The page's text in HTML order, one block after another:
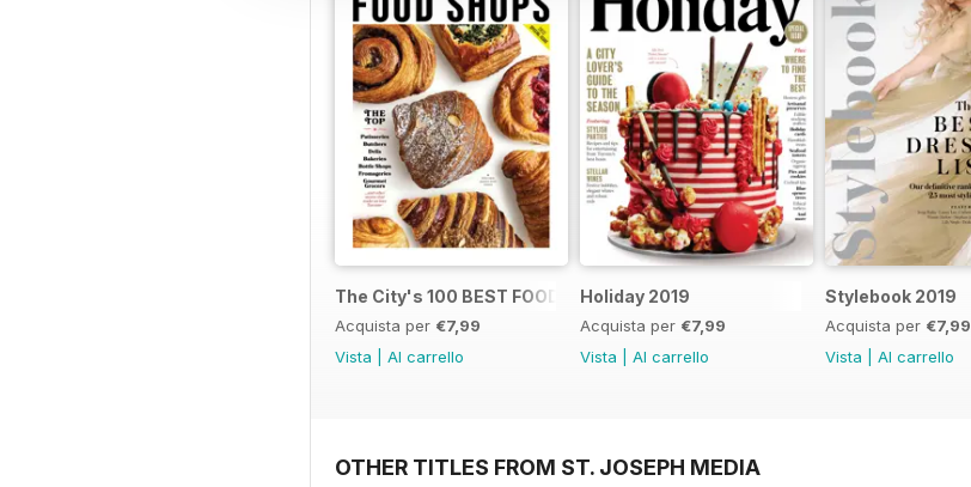
The City's 100 BEST FOOD SHOPS
Acquista per €7,99
Vista
Al carrello
Holiday 2019
Acquista per €7,99
Vista
Al carrello
Stylebook 2019
Acquista per €7,99
Vista
Al carrello
OTHER TITLES FROM ST. JOSEPH MEDIA